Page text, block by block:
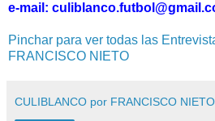
e-mail:
Pinchar para ver todas las
FRANCISCO NIETO
CULIBLANCO por FRANCISCO NIETO